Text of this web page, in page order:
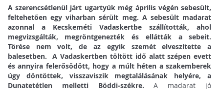
A szerencsétlenül járt ugartyúk még április végén sebesült,
feltehetően egy viharban sérült meg. A sebesült madarat
azonnal a Kecskeméti Vadaskertbe szállították, ahol
megvizsgálták, megröntgenezték és ellátták a sebeit.
Törése nem volt, de az egyik szemét elveszítette a
balesetben. A Vadaskertben töltött idő alatt szépen evett
és annyira felerősödött, hogy a múlt héten a szakemberek
úgy döntöttek, visszaviszik megtalálásának helyére, a
Dunatetétlen melletti Böddi-székre.A madarat jó